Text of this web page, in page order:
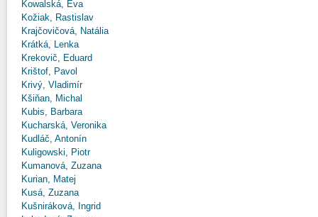
Kowalská, Eva
Kožiak, Rastislav
Krajčovičová, Natália
Krátká, Lenka
Krekovič, Eduard
Krištof, Pavol
Krivý, Vladimír
Kšiňan, Michal
Kubis, Barbara
Kucharská, Veronika
Kudláč, Antonín
Kuligowski, Piotr
Kumanová, Zuzana
Kurian, Matej
Kusá, Zuzana
Kušniráková, Ingrid